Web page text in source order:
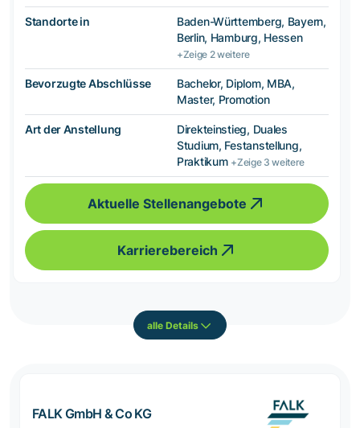
Standorte in
Baden-Württemberg, Bayern,
Berlin, Hamburg, Hessen
+Zeige 2 weitere
Bevorzugte Abschlüsse
Bachelor, Diplom, MBA,
Master, Promotion
Art der Anstellung
Direkteinstieg, Duales
Studium, Festanstellung,
Praktikum +Zeige 3 weitere
Aktuelle Stellenangebote
Karrierebereich
alle Details
FALK GmbH & Co KG